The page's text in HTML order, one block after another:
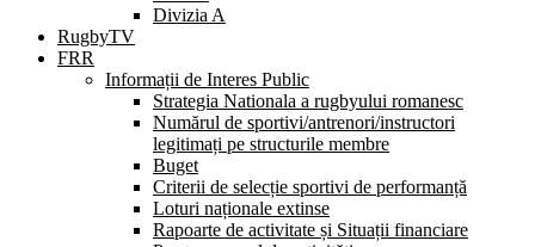
Divizia A
RugbyTV
FRR
Informații de Interes Public
Strategia Nationala a rugbyului romanesc
Numărul de sportivi/antrenori/instructori
legitimați pe structurile membre
Buget
Criterii de selecție sportivi de performanță
Loturi naționale extinse
Rapoarte de activitate și Situații financiare